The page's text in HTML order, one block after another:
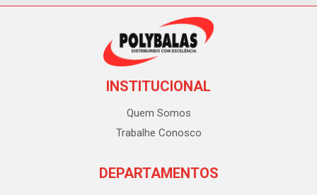
INSTITUCIONAL
Quem Somos
Trabalhe Conosco
DEPARTAMENTOS